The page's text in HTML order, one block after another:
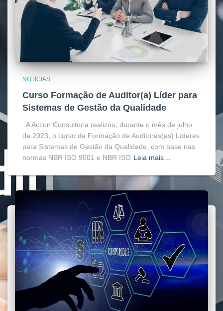
NOTÍCIAS
Curso Formação de Auditor(a) Líder para
Sistemas de Gestão da Qualidade
A Action Consultoria realizou, durante o mês de julho
de 2023, o curso de Formação de Auditores(as) Líderes
para Sistemas de Gestão da Qualidade, com base nas
normas NBR ISO 9001 e NBR ISO Leia mais…